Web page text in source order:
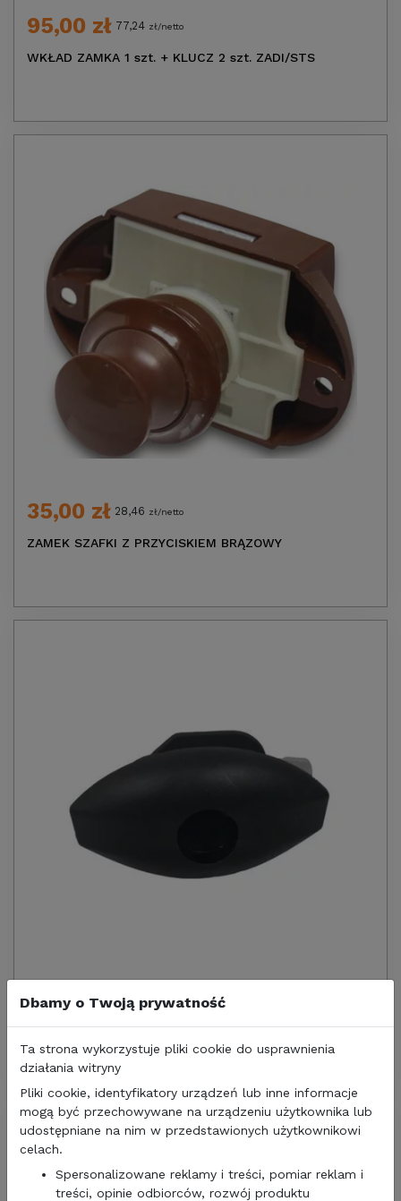
95,00 zł 77,24 zł/netto
WKŁAD ZAMKA 1 szt. + KLUCZ 2 szt. ZADI/STS
35,00 zł 28,46 zł/netto
ZAMEK SZAFKI Z PRZYCISKIEM BRĄZOWY
100,00 zł 81,30 zł/netto
ZAMEK DRZWI LUKU BAGAŻOWEGO CZARNY ELIPSA
ZADI
Dbamy o Twoją prywatność
Ta strona wykorzystuje pliki cookie do usprawnienia
działania witryny
Pliki cookie, identyfikatory urządzeń lub inne informacje
mogą być przechowywane na urządzeniu użytkownika lub
udostępniane na nim w przedstawionych użytkownikowi
celach.
Spersonalizowane reklamy i treści, pomiar reklam i
treści, opinie odbiorców, rozwój produktu